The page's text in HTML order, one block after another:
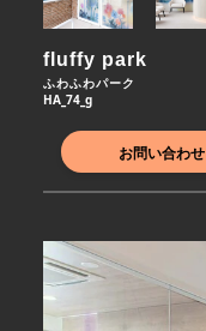
fluffy park
ふわふわパーク
HA_74_g
お問い合わせ